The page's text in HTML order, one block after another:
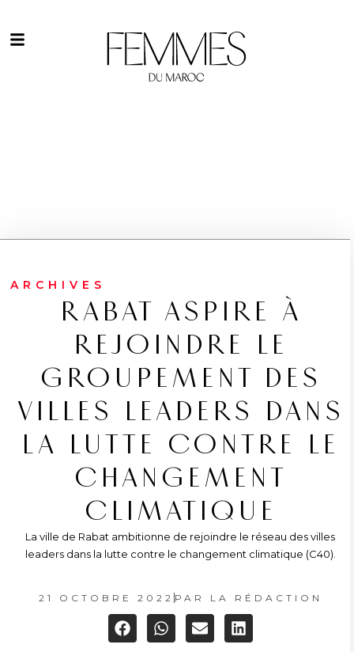
ARCHIVES
RABAT ASPIRE À
REJOINDRE LE
GROUPEMENT DES
VILLES LEADERS DANS
LA LUTTE CONTRE LE
CHANGEMENT
CLIMATIQUE
La ville de Rabat ambitionne de rejoindre le réseau des villes
leaders dans la lutte contre le changement climatique (C40).
21 OCTOBRE 2022 PAR LA RÉDACTION